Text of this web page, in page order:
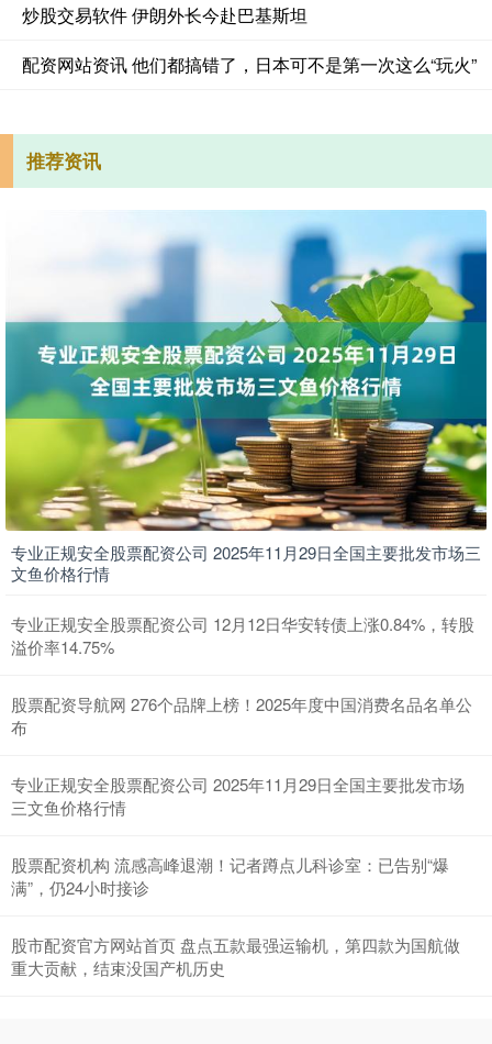
炒股交易软件 伊朗外长今赴巴基斯坦
配资网站资讯 他们都搞错了，日本可不是第一次这么“玩火”
推荐资讯
专业正规安全股票配资公司 2025年11月29日全国主要批发市场三
文鱼价格行情
专业正规安全股票配资公司 12月12日华安转债上涨0.84%，转股
溢价率14.75%
股票配资导航网 276个品牌上榜！2025年度中国消费名品名单公
布
专业正规安全股票配资公司 2025年11月29日全国主要批发市场
三文鱼价格行情
股票配资机构 流感高峰退潮！记者蹲点儿科诊室：已告别“爆
满”，仍24小时接诊
股市配资官方网站首页 盘点五款最强运输机，第四款为国航做
重大贡献，结束没国产机历史